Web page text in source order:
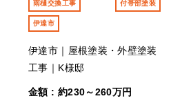
雨樋交換工事 付帯部塗装
伊達市
伊達市｜屋根塗装・外壁塗装
工事｜K様邸
金額 : 約230～260万円